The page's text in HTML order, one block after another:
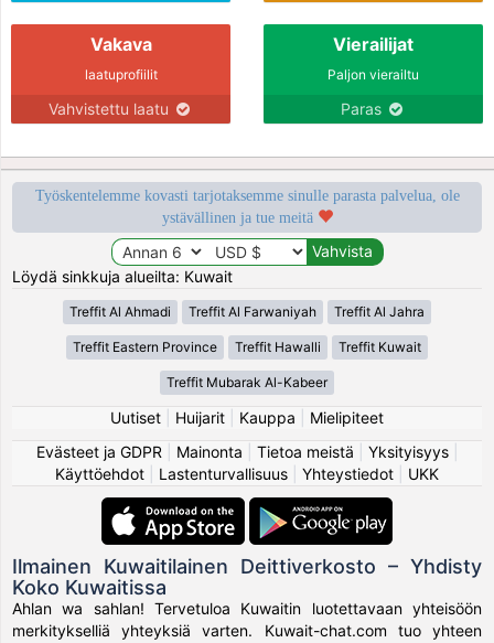
Vakava
laatuprofiilit
Vahvistettu laatu
Vierailijat
Paljon vierailtu
Paras
Työskentelemme kovasti tarjotaksemme sinulle parasta palvelua, ole
ystävällinen ja tue meitä
Löydä sinkkuja alueilta: Kuwait
Treffit Al Ahmadi Treffit Al Farwaniyah Treffit Al Jahra
Treffit Eastern Province Treffit Hawalli Treffit Kuwait
Treffit Mubarak Al-Kabeer
Uutiset Huijarit Kauppa
Mielipiteet
Evästeet ja GDPR
Mainonta Tietoa meistä Yksityisyys|
Käyttöehdot
Lastenturvallisuus Yhteystiedot UKK
Ilmainen Kuwaitilainen Deittiverkosto – Yhdisty
Koko Kuwaitissa
Ahlan wa sahlan! Tervetuloa Kuwaitin luotettavaan yhteisöön
merkitykselliä yhteyksiä varten. Kuwait-chat.com tuo yhteen